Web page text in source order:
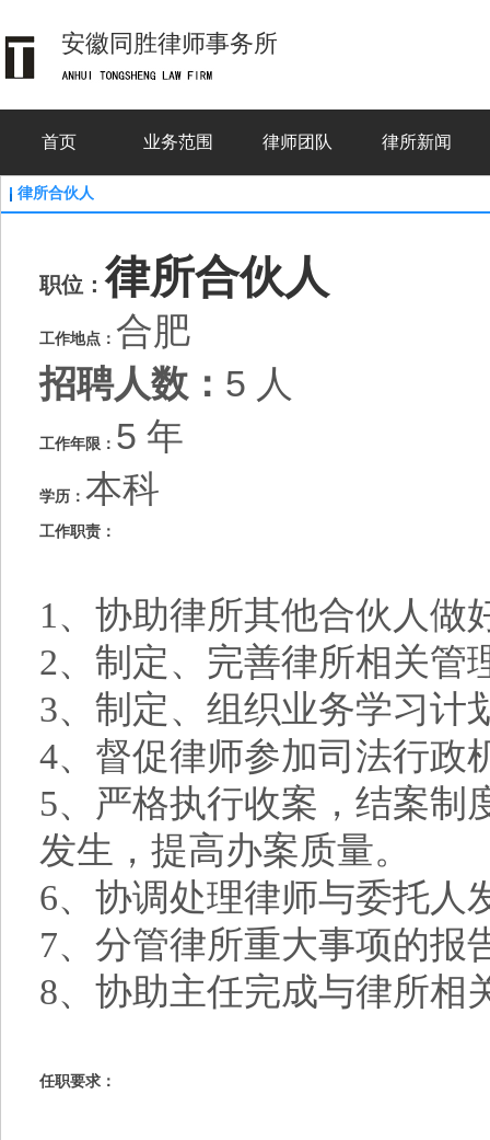
安徽同胜律师事务所
首页 业务范围 律师团队 律所新闻
律所合伙人
职位：律所合伙人
工作地点： 合肥
招聘人数： 5 人
工作年限： 5 年
学历： 本科
工作职责：
1、 协助律所其他合伙人做
2、 制定、完善律所相关管
3、 制定、组织业务学习计
4、 督促律师参加司法行政
5、 严格执行收案，结案制
发生，提高办案质量。
6、 协调处理律师与委托人
7、 分管律所重大事项的报
8、 协助主任完成与律所相
任职要求：